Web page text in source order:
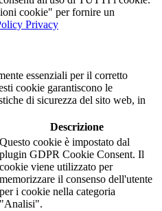
cookie" per fornire un
Privacy
essenziali per il corretto
cookie garantiscono le
di sicurezza del sito web, in
Descrizione
Questo cookie è impostato dal
plugin GDPR Cookie Consent. Il
cookie viene utilizzato per
memorizzare il consenso dell'utente
per i cookie nella categoria
"Analisi".